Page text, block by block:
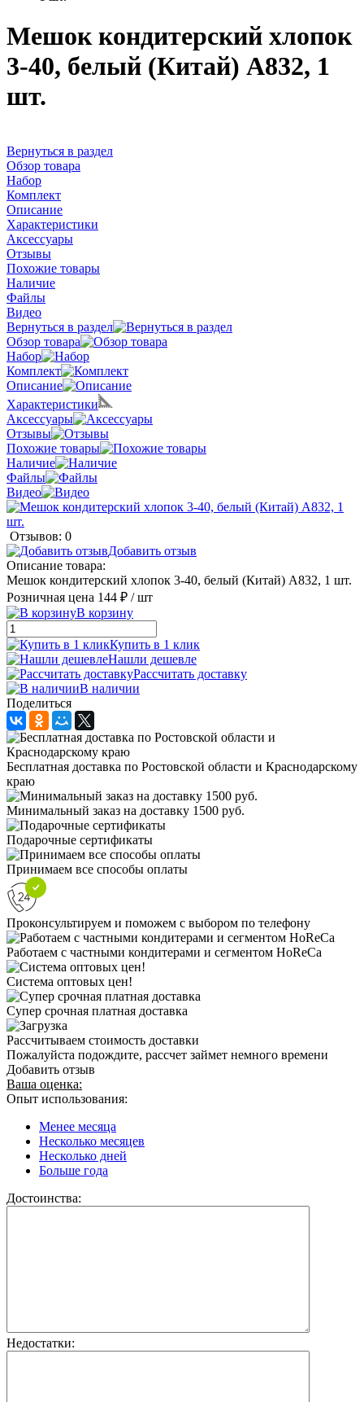
Мешок кондитерский хлопок
3-40, белый (Китай) А832, 1
шт.
Вернуться в раздел
Обзор товара
Набор
Комплект
Описание
Характеристики
Аксессуары
Отзывы
Похожие товары
Наличие
Файлы
Видео
Вернуться в раздел
Обзор товара
Набор
Комплект
Описание
Характеристики
Аксессуары
Отзывы
Похожие товары
Наличие
Файлы
Видео
Отзывов: 0
Добавить отзыв
Описание товара:
Мешок кондитерский хлопок 3-40, белый (Китай) А832, 1 шт.
Розничная цена 144 ₽ / шт
В корзину
Купить в 1 клик
Нашли дешевле
Рассчитать доставку
В наличии
Поделиться
Бесплатная доставка по Ростовской области и Краснодарскому
краю
Минимальный заказ на доставку 1500 руб.
Подарочные сертификаты
Принимаем все способы оплаты
Проконсультируем и поможем с выбором по телефону
Работаем с частными кондитерами и сегментом HoReCa
Система оптовых цен!
Супер срочная платная доставка
Рассчитываем стоимость доставки
Пожалуйста подождите, рассчет займет немного времени
Добавить отзыв
Ваша оценка:
Опыт использования:
Менее месяца
Несколько месяцев
Несколько дней
Больше года
Достоинства:
Недостатки: